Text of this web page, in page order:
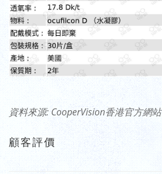
資料來源: CooperVision香港官方網站
顧客評價